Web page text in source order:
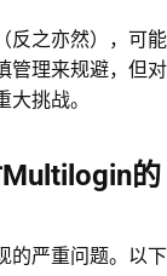
反之亦然），可能
管理来规避，但对
挑战。
的
的严重问题。以下